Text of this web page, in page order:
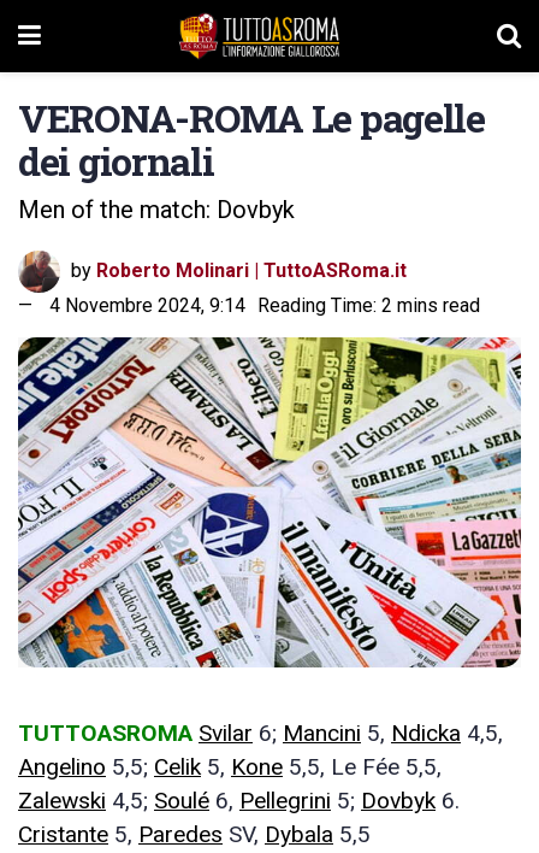
VERONA-ROMA Le pagelle
dei giornali
Men of the match: Dovbyk
by Roberto Molinari | TuttoASRoma.it
4 Novembre 2024, 9:14 Reading Time: 2 mins read
TUTTOASROMA Svilar 6; Mancini 5, Ndicka 4,5,
Angelino 5,5; Celik5, Kone 5,5, Le Fée 5,5,
Zalewski 4,5; Soulé 6, Pellegrini 5; Dovbyk6.
Cristante 5, Paredes SV, Dybala 5,5